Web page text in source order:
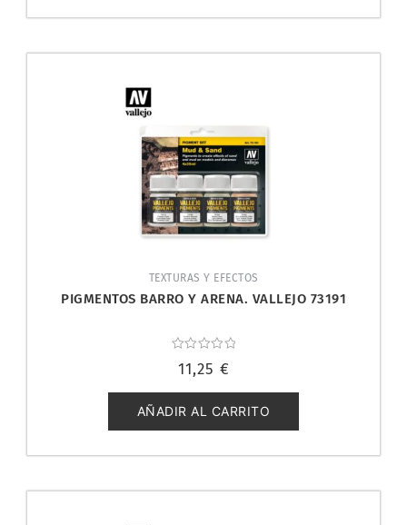
TEXTURAS Y EFECTOS
PIGMENTOS BARRO Y ARENA. VALLEJO 73191
con
de
5
11,25 €
AÑADIR AL CARRITO